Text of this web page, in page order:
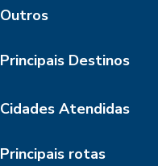
Outros
Principais Destinos
Cidades Atendidas
Principais rotas